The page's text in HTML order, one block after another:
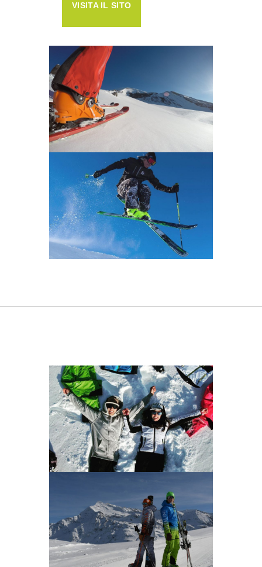
VISITA IL SITO